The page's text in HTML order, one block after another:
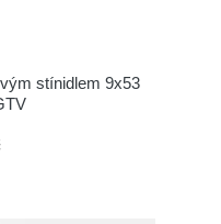
stínidlem 9x53